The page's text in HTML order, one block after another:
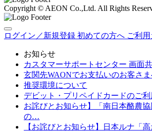
Copyright © AEON Co.,Ltd. All Rights
ログイン／新規登録 初めての方へ ご利
お知らせ
カスタマーサポートセンター 画面
玄関先WAONでお支払いのお客さ
推奨環境について
デビット・プリペイドカードのご
お詫びとお知らせ】「南日本酪農
の…
【お詫びとお知らせ】日本ルナ「